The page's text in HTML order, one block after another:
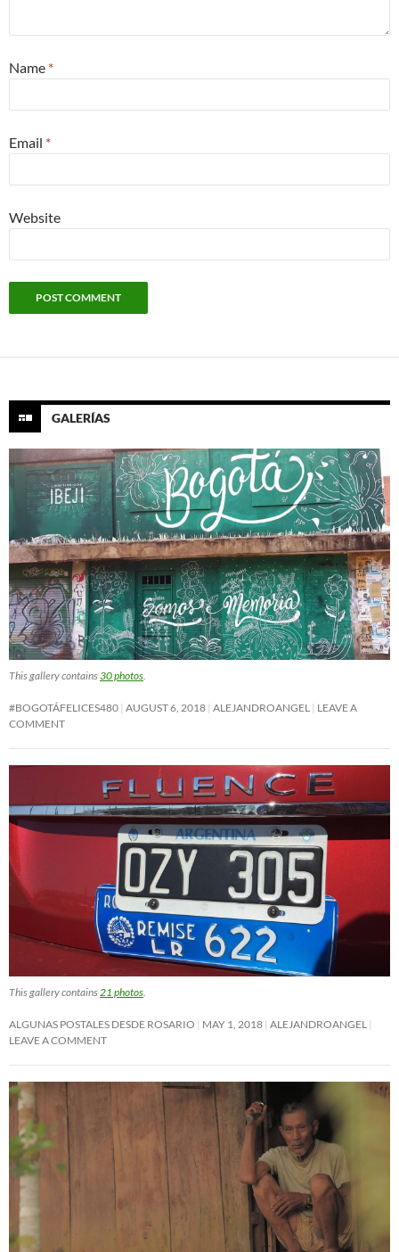
Name *
Email *
Website
GALERÍAS
This gallery contains30 photos
#BOGOTÁFELICES480 AUGUST 6, 2018 ALEJANDROANGEL
LEAVE A
COMMENT
This gallery contains 21 photos
ALGUNAS POSTALES DESDE ROSARIO MAY 1, 2018 ALEJANDROANGEL
LEAVE A COMMENT